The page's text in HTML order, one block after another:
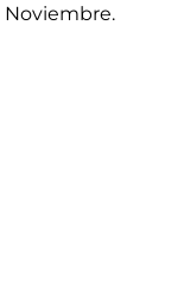
Noviembre.